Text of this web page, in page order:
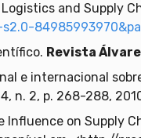
and Supply
Revista
e internacional
n. 2, p. 268-288,
Influence on